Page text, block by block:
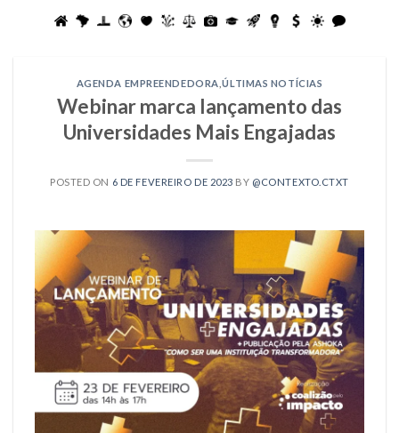
AGENDA EMPREENDEDORA ,ÚLTIMAS NOTÍCIAS
Webinar marca lançamento das
Universidades Mais Engajadas
POSTED ON 6 DE FEVEREIRO DE 2023 BY @CONTEXTO.CTXT